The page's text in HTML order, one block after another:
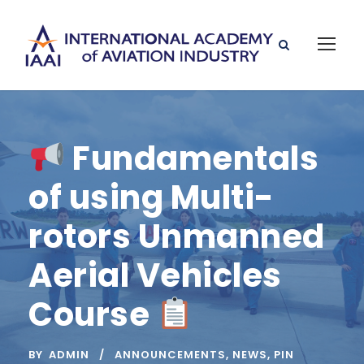
Fundamentals
of using Multi-
rotors Unmanned
Aerial Vehicles
Course
BY ADMIN ANNOUNCEMENTS, NEWS, PIN